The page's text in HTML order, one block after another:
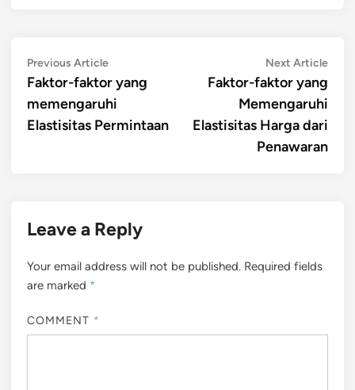
Post
navigation
Previous ArticlePrevious
article:
Faktor-faktor yang
memengaruhi
Elastisitas Permintaan
Next ArticleNext
Faktor-faktor yang
Memengaruhi
Elastisitas Harga dari
Penawaran
Leave a Reply
Your email address will not be published. Required fields
are marked *
COMMENT *